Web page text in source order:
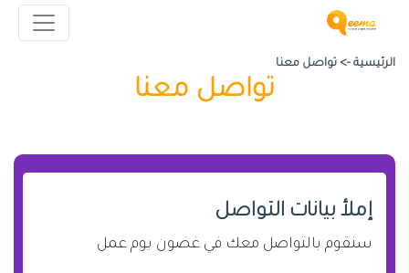
الرئيسية -> تواصل معنا
تواصل معنا
إملأ بيانات التواصل
سنقوم بالتواصل معك في غضون يوم عمل